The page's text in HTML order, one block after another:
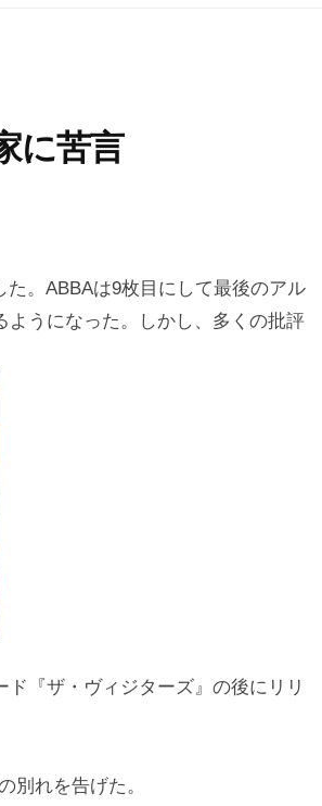
に苦言
。ABBAは9枚目にして最後のアル
ようになった。しかし、多くの批評
ド『ザ・ヴィジターズ』の後にリリ
別れを告げた。